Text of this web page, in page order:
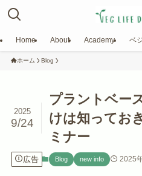
Home About Academy ベ
ホーム Blog
プラントベー
けは知ってお
ミナー
2025
9/24
広告 Blog new info 2025